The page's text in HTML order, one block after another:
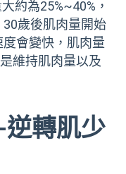
約為25%~40%，
歲後肌肉量開始
會變快，肌肉量
維持肌肉量以及
轉肌少